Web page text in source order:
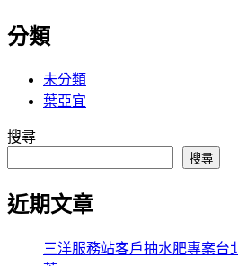
分類
未分類
葉亞宜
搜尋
搜尋
近期文章
三洋服務站客戶抽水肥專案台